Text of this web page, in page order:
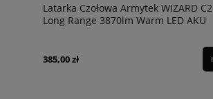
Latarka Czołowa Armytek WIZARD
Long Range 3870lm Warm LED AKU
385,00 zł